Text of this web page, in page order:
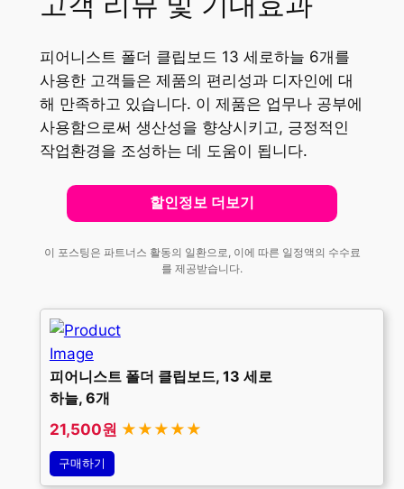
피어니스트 폴더 클립보드 13 세로하늘 6개를
사용한 고객들은 제품의 편리성과 디자인에 대
해 만족하고 있습니다. 이 제품은 업무나 공부에
사용함으로써 생산성을 향상시키고, 긍정적인
작업환경을 조성하는 데 도움이 됩니다.
할인정보 더보기
이 포스팅은 파트너스 활동의 일환으로, 이에 따른 일정액의 수수료
를 제공받습니다.
피어니스트 폴더 클립보드, 13 세로
하늘, 6개
21,500원 ★★★★★
구매하기